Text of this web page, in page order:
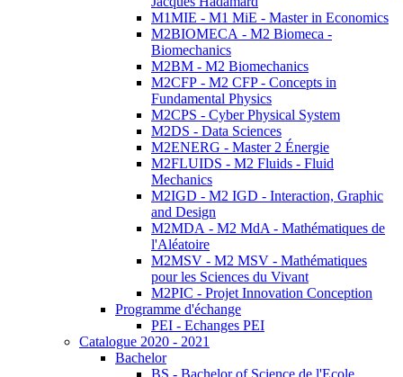
M1MIE - M1 MiE - Master in Economics
M2BIOMECA - M2 Biomeca -
Biomechanics
M2BM - M2 Biomechanics
M2CFP - M2 CFP - Concepts in
Fundamental Physics
M2CPS - Cyber Physical System
M2DS - Data Sciences
M2ENERG - Master 2 Énergie
M2FLUIDS - M2 Fluids - Fluid
Mechanics
M2IGD - M2 IGD - Interaction, Graphic
and Design
M2MDA - M2 MdA - Mathématiques de
l'Aléatoire
M2MSV - M2 MSV - Mathématiques
pour les Sciences du Vivant
M2PIC - Projet Innovation Conception
Programme d'échange
PEI - Echanges PEI
Catalogue 2020 - 2021
Bachelor
BS - Bachelor of Science de l'Ecole